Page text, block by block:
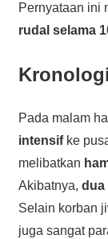
Pernyataan ini
rudal selama
Pada malam
intensifke
melibatkan
Akibatnya, dua
Selain korban
juga sangat